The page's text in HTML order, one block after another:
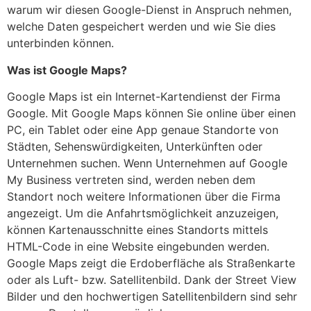
warum wir diesen Google-Dienst in Anspruch nehmen,
welche Daten gespeichert werden und wie Sie dies
unterbinden können.
Was ist Google Maps?
Google Maps ist ein Internet-Kartendienst der Firma
Google. Mit Google Maps können Sie online über einen
PC, ein Tablet oder eine App genaue Standorte von
Städten, Sehenswürdigkeiten, Unterkünften oder
Unternehmen suchen. Wenn Unternehmen auf Google
My Business vertreten sind, werden neben dem
Standort noch weitere Informationen über die Firma
angezeigt. Um die Anfahrtsmöglichkeit anzuzeigen,
können Kartenausschnitte eines Standorts mittels
HTML-Code in eine Website eingebunden werden.
Google Maps zeigt die Erdoberfläche als Straßenkarte
oder als Luft- bzw. Satellitenbild. Dank der Street View
Bilder und den hochwertigen Satellitenbildern sind sehr